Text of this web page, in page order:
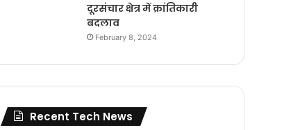
दूरसंचार क्षेत्र में क्रांतिकारी
बदलाव
February 8, 2024
Recent Tech News